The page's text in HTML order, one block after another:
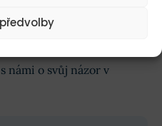
Ameriky s Čínou v
námi o svůj názor v